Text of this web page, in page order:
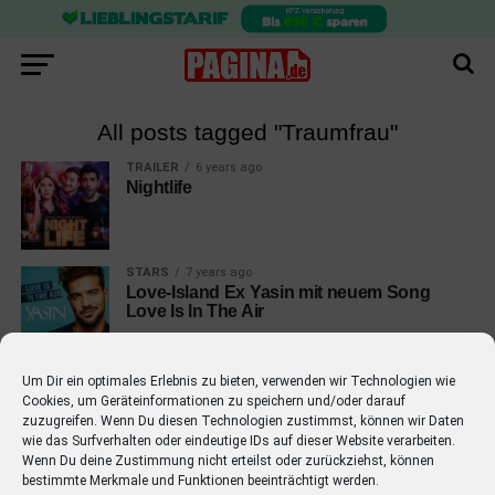
Um Dir ein optimales Erlebnis zu bieten, verwenden wir Technologien wie
Cookies, um Geräteinformationen zu speichern und/oder darauf
zuzugreifen. Wenn Du diesen Technologien zustimmst, können wir Daten
wie das Surfverhalten oder eindeutige IDs auf dieser Website verarbeiten.
Wenn Du deine Zustimmung nicht erteilst oder zurückziehst, können
bestimmte Merkmale und Funktionen beeinträchtigt werden.
All posts tagged "Traumfrau"
TRAILER 6 years ago
Nightlife
STARS 7 years ago
Love-Island Ex Yasin mit neuem Song
Love Is In The Air
EMPFOHLEN